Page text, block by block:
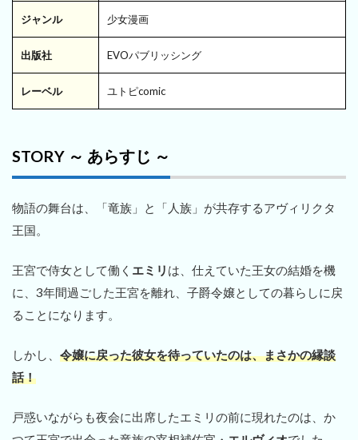
ジャンル 少女漫画
出版社 EVOパブリッシング
レーベル ユトピcomic
STORY ～ あらすじ ～
物語の舞台は、「竜族」と「人族」が共存するアヴィリクタ
王国。
王宮で侍女として働く エミリ は、仕えていた王女の結婚を機
に、3年間過ごした王宮を離れ、子爵令嬢としての暮らしに戻
ることになります。
しかし、 令嬢に戻った彼女を待っていたのは、まさかの縁談
話！
戸惑いながらも夜会に出席したエミリの前に現れたのは、か